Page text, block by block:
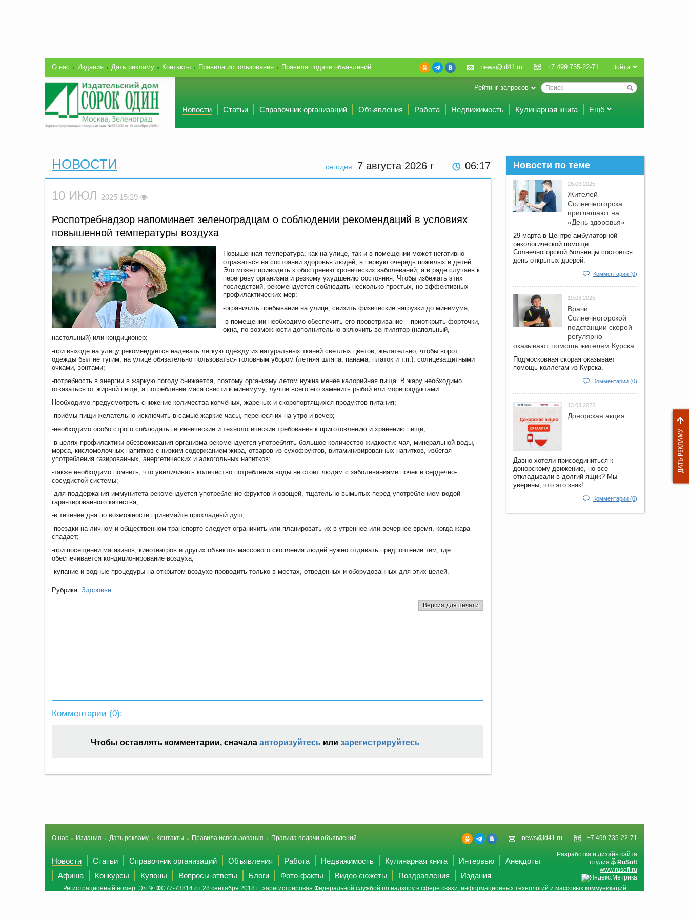
О нас Издания Дать рекламу Контакты Правила использования Правила подачи объявлений Войти
news@id41.ru +7 499 735-22-71
Рейтинг запросов
Новости Статьи Справочник организаций Объявления Работа Недвижимость Кулинарная книга Ещё
сегодня: 7 августа 2026 г 06:17
НОВОСТИ
10 ИЮЛ 2025 15:29
Роспотребнадзор напоминает зеленоградцам о соблюдении рекомендаций в условиях
повышенной температуры воздуха
Повышенная температура, как на улице, так и в помещении может негативно
отражаться на состоянии здоровья людей, в первую очередь пожилых и детей.
Это может приводить к обострению хронических заболеваний, а в ряде случаев к
перегреву организма и резкому ухудшению состояния. Чтобы избежать этих
последствий, рекомендуется соблюдать несколько простых, но эффективных
профилактических мер:
-ограничить пребывание на улице, снизить физические нагрузки до минимума;
-в помещении необходимо обеспечить его проветривание – приоткрыть форточки,
окна, по возможности дополнительно включить вентилятор (напольный,
настольный) или кондиционер;
-при выходе на улицу рекомендуется надевать лёгкую одежду из натуральных тканей светлых цветов, желательно, чтобы ворот
одежды был не тугим, на улице обязательно пользоваться головным убором (летняя шляпа, панама, платок и т.п.), солнцезащитными
очками, зонтами;
-потребность в энергии в жаркую погоду снижается, поэтому организму летом нужна менее калорийная пища. В жару необходимо
отказаться от жирной пищи, а потребление мяса свести к минимуму, лучше всего его заменить рыбой или морепродуктами.
Необходимо предусмотреть снижение количества копчёных, жареных и скоропортящихся продуктов питания;
-приёмы пищи желательно исключить в самые жаркие часы, перенеся их на утро и вечер;
-необходимо особо строго соблюдать гигиенические и технологические требования к приготовлению и хранению пищи;
-в целях профилактики обезвоживания организма рекомендуется употреблять большое количество жидкости: чая, минеральной воды,
морса, кисломолочных напитков с низким содержанием жира, отваров из сухофруктов, витаминизированных напитков, избегая
употребления газированных, энергетических и алкогольных напитков;
-также необходимо помнить, что увеличивать количество потребления воды не стоит людям с заболеваниями почек и сердечно-
сосудистой системы;
-для поддержания иммунитета рекомендуется употребление фруктов и овощей, тщательно вымытых перед употреблением водой
гарантированного качества;
-в течение дня по возможности принимайте прохладный душ;
-поездки на личном и общественном транспорте следует ограничить или планировать их в утреннее или вечернее время, когда жара
спадает;
-при посещении магазинов, кинотеатров и других объектов массового скопления людей нужно отдавать предпочтение тем, где
обеспечивается кондиционирование воздуха;
-купание и водные процедуры на открытом воздухе проводить только в местах, отведенных и оборудованных для этих целей.
Рубрика: Здоровье
Версия для печати
Комментарии (0):
Чтобы оставлять комментарии, сначала авторизуйтесь или зарегистрируйтесь
Новости по теме
26.03.2025
Жителей
Солнечногорска
приглашают на
«День здоровья»
29 марта в Центре амбулаторной
онкологической помощи
Солнечногорской больницы состоится
день открытых дверей.
Комментарии (0)
19.03.2025
Врачи
Солнечногорской
подстанции скорой
регулярно
оказывают помощь жителям Курска
Подмосковная скорая оказывает
помощь коллегам из Курска.
Комментарии (0)
13.03.2025
Донорская акция
Давно хотели присоединиться к
донорскому движению, но все
откладывали в долгий ящик? Мы
уверены, что это знак!
Комментарии (0)
news@id41.ru +7 499 735-22-71
О нас Издания Дать рекламу Контакты Правила использования Правила подачи объявлений
Разработка и дизайн сайта
студия
RuSoft
www.rusoft.ru
Новости Статьи Справочник организаций Объявления Работа Недвижимость Кулинарная книга Интервью
Анекдоты
Афиша
Конкурсы Купоны Вопросы-ответы Блоги Фото-факты Видео сюжеты Поздравления Издания
Регистрационный номер: Эл № ФС77-73814 от 28 сентября 2018 г., зарегистрирован Федеральной службой по надзору в сфере связи, информационных технологий и массовых коммуникаций